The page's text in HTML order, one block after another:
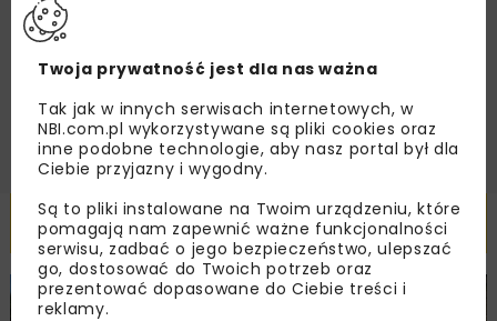
podany przeze mnie adres e-mail korespondencji
handlowej w postaci newslettera.
Powiązane artykuły
BUDOWNICTWO
Twoja prywatność jest dla nas ważna
Tak jak w innych serwisach internetowych, w
NBI.com.pl wykorzystywane są pliki cookies oraz
inne podobne technologie, aby nasz portal był dla
Ciebie przyjazny i wygodny.
Są to pliki instalowane na Twoim urządzeniu, które
pomagają nam zapewnić ważne funkcjonalności
serwisu, zadbać o jego bezpieczeństwo, ulepszać
go, dostosować do Twoich potrzeb oraz
prezentować dopasowane do Ciebie treści i
reklamy.